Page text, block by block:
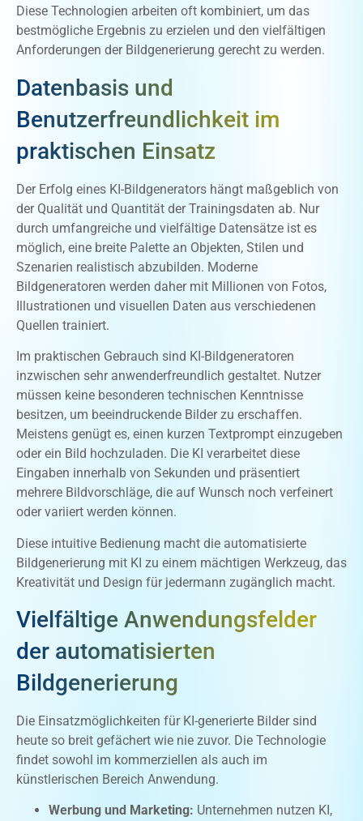
Diese Technologien arbeiten oft kombiniert, um das
bestmögliche Ergebnis zu erzielen und den vielfältigen
Anforderungen der Bildgenerierung gerecht zu werden.
Datenbasis und
Benutzerfreundlichkeit im
praktischen Einsatz
Der Erfolg eines KI-Bildgenerators hängt maßgeblich von
der Qualität und Quantität der Trainingsdaten ab. Nur
durch umfangreiche und vielfältige Datensätze ist es
möglich, eine breite Palette an Objekten, Stilen und
Szenarien realistisch abzubilden. Moderne
Bildgeneratoren werden daher mit Millionen von Fotos,
Illustrationen und visuellen Daten aus verschiedenen
Quellen trainiert.
Im praktischen Gebrauch sind KI-Bildgeneratoren
inzwischen sehr anwenderfreundlich gestaltet. Nutzer
müssen keine besonderen technischen Kenntnisse
besitzen, um beeindruckende Bilder zu erschaffen.
Meistens genügt es, einen kurzen Textprompt einzugeben
oder ein Bild hochzuladen. Die KI verarbeitet diese
Eingaben innerhalb von Sekunden und präsentiert
mehrere Bildvorschläge, die auf Wunsch noch verfeinert
oder variiert werden können.
Diese intuitive Bedienung macht die automatisierte
Bildgenerierung mit KI zu einem mächtigen Werkzeug, das
Kreativität und Design für jedermann zugänglich macht.
Vielfältige Anwendungsfelder
der automatisierten
Bildgenerierung
Die Einsatzmöglichkeiten für KI-generierte Bilder sind
heute so breit gefächert wie nie zuvor. Die Technologie
findet sowohl im kommerziellen als auch im
künstlerischen Bereich Anwendung.
Werbung und Marketing: Unternehmen nutzen KI,